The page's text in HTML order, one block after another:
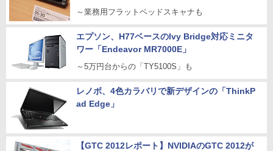
～業務用フラットベッドスキャナも
エプソン、H77ベースのIvy Bridge対応ミニタ
ワー「Endeavor MR7000E」
～5万円台からの「TY5100S」も
レノボ、4色カラバリで新デザインの「ThinkP
ad Edge」
【GTC 2012レポート】NVIDIAのGTC 2012が